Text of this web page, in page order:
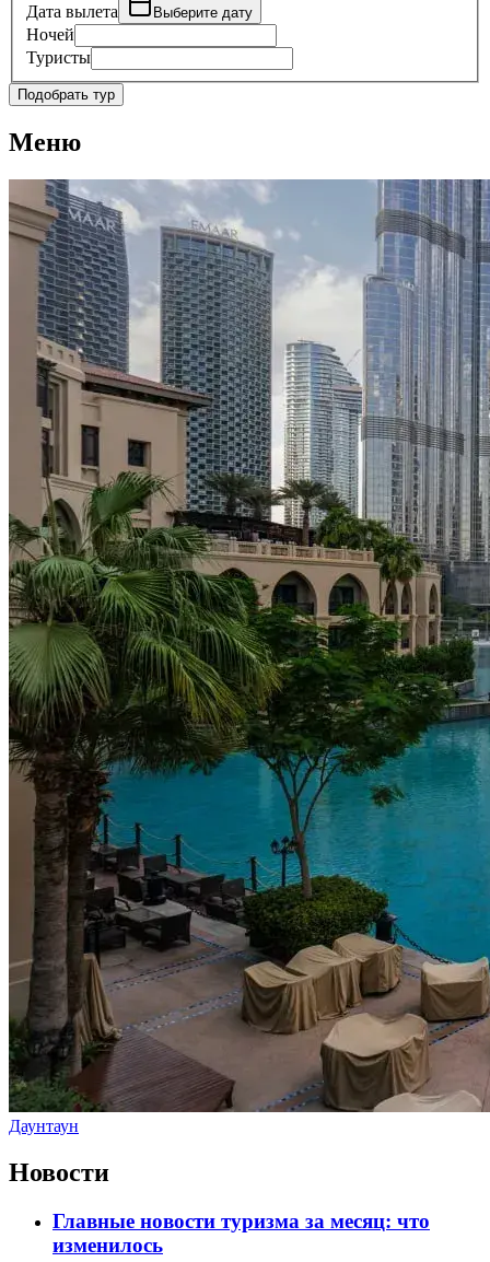
Дата вылета Выберите дату
Ночей
Туристы
Подобрать тур
Меню
Даунтаун
Новости
Главные новости туризма за месяц: что
изменилось